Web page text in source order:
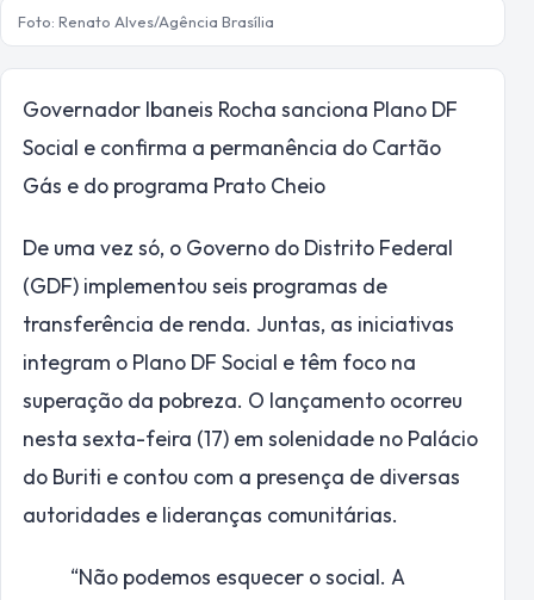
Foto: Renato Alves/Agência Brasília
Governador Ibaneis Rocha sanciona Plano DF
Social e confirma a permanência do Cartão
Gás e do programa Prato Cheio
De uma vez só, o Governo do Distrito Federal
(GDF) implementou seis programas de
transferência de renda. Juntas, as iniciativas
integram o Plano DF Social e têm foco na
superação da pobreza. O lançamento ocorreu
nesta sexta-feira (17) em solenidade no Palácio
do Buriti e contou com a presença de diversas
autoridades e lideranças comunitárias.
“Não podemos esquecer o social. A